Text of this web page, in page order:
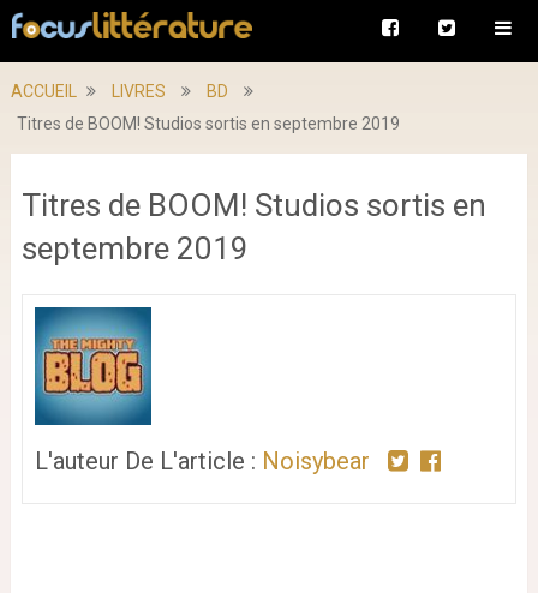
ACCUEIL LIVRES
BD
Titres de BOOM! Studios sortis en septembre 2019
Titres de BOOM! Studios sortis en
septembre 2019
L'auteur De L'article : Noisybear